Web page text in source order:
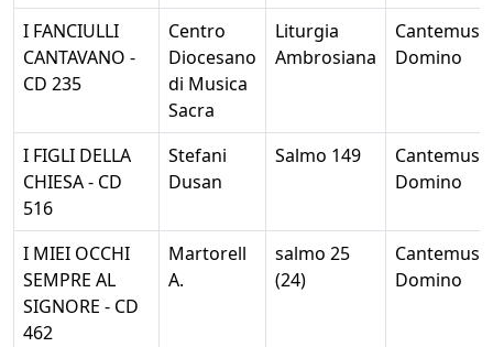
I FANCIULLI
CANTAVANO -
CD 235
Centro
Diocesano
di Musica
Sacra
Liturgia
Ambrosiana
Cantemus
Domino
I FIGLI DELLA
CHIESA - CD
516
Stefani
Dusan
Salmo 149
Cantemus
Domino
I MIEI OCCHI
SEMPRE AL
SIGNORE - CD
462
Martorell
A.
salmo 25
(24)
Cantemus
Domino